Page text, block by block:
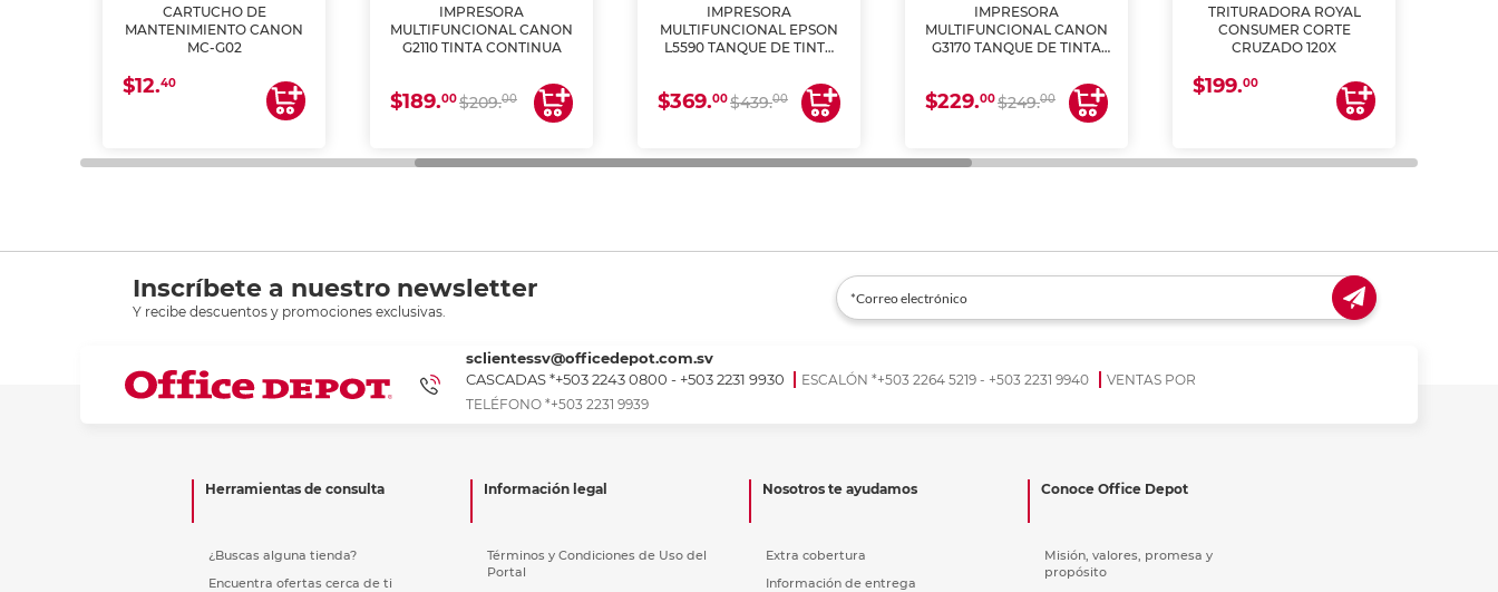
CARTUCHO DE
MANTENIMIENTO CANON
MC-G02
$12.40
IMPRESORA
MULTIFUNCIONAL CANON
G2110 TINTA CONTINUA
$189.00$209.00
IMPRESORA
MULTIFUNCIONAL EPSON
L5590 TANQUE DE TINTA
$369.00$439.00
IMPRESORA
MULTIFUNCIONAL CANON
G3170 TANQUE DE TINTA
$229.00$249.00
TRITURADORA ROYAL
CONSUMER CORTE
CRUZADO 120X
$199.00
Inscríbete a nuestro newsletter
Y recibe descuentos y promociones exclusivas.
sclientessv@officedepot.com.sv
CASCADAS *+503 2243 0800 - +503 2231 9930
ESCALÓN *+503 2264 5219 - +503 2231 9940
VENTAS POR
TELÉFONO *+503 2231 9939
Herramientas de consulta
¿Buscas alguna tienda?
Encuentra ofertas cerca de ti
Información legal
Términos y Condiciones de Uso del
Portal
Nosotros te ayudamos
Extra cobertura
Información de entrega
Conoce Office Depot
Misión, valores, promesa y
propósito